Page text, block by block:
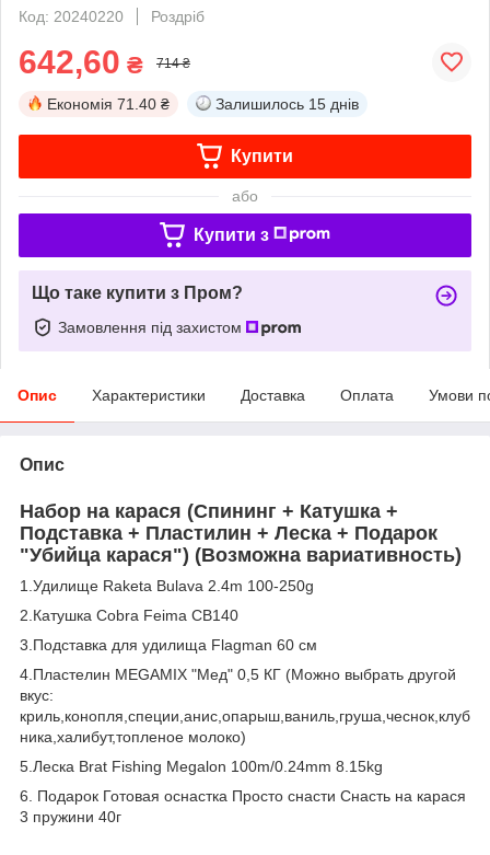
Код: 20240220
Роздріб
642,60 ₴ 714 ₴
Економія 71.40 ₴ Залишилось 15 днів
Купити
або
Купити з
Що таке купити з Пром?
Замовлення під захистом
Опис Характеристики Доставка Оплата Умови
Опис
Набор на карася (Спининг + Катушка +
Подставка + Пластилин + Леска + Подарок
"Убийца карася") (Возможна вариативность)
1.Удилище Raketa Bulava 2.4m 100-250g
2.Катушка Cobra Feima CB140
3.Подставка для удилища Flagman 60 см
4.Пластелин MEGAMIX "Мед" 0,5 КГ (Можно выбрать другой
вкус:
криль,конопля,специи,анис,опарыш,ваниль,груша,чеснок,клуб
ника,халибут,топленое молоко)
5.Леска Brat Fishing Megalon 100m/0.24mm 8.15kg
6. Подарок Готовая оснастка Просто снасти Снасть на карася
3 пружини 40г